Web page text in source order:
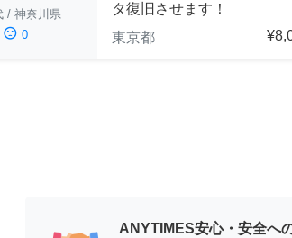
/ 神奈川県
sentiment_dissatisfied 0
タ復旧させます！
東京都
ANYTIMES安心・安全へ